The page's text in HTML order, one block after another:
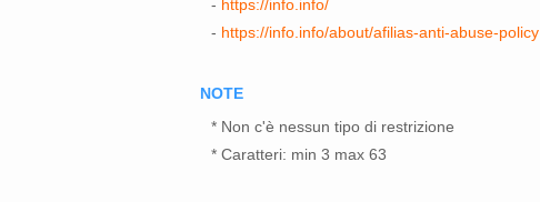
- https://info.info/
- https://info.info/about/afilias-anti-abuse-policy
NOTE
* Non c'è nessun tipo di restrizione
* Caratteri: min 3 max 63